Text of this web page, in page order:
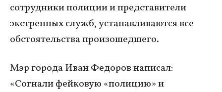
сотрудники полиции и представители
экстренных служб, устанавливаются все
обстоятельства произошедшего.
Мэр города Иван Федоров написал:
«Согнали фейковую «полицию» и